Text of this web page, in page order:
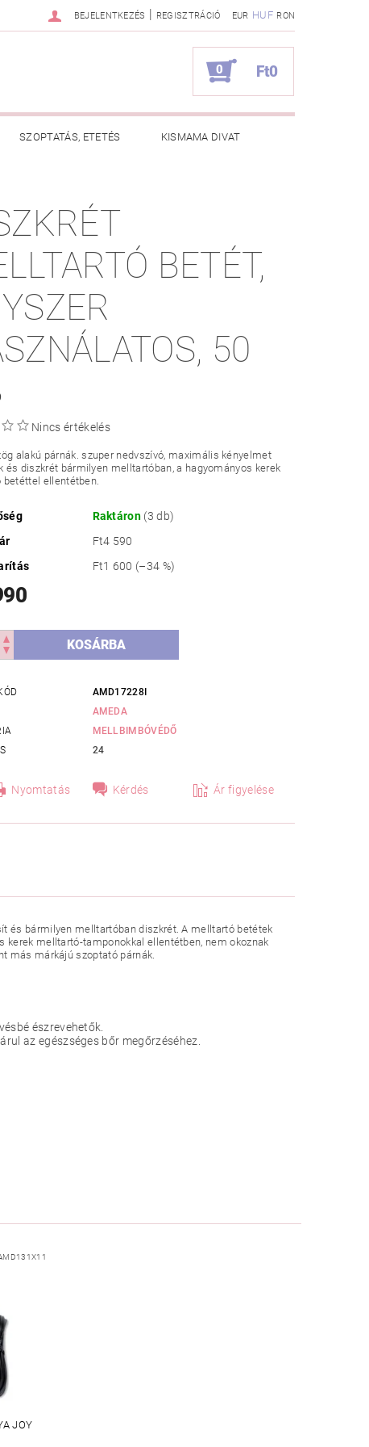
EUR HUF RON
BEJELENTKEZÉS | REGISZTRÁCIÓ
0 Ft0
SZOPTATÁS, ETETÉS KISMAMA DIVAT
TANÁCSOK
BETÉT,
50
Nincs értékelés
alakú párnák. szuper nedvszívó, maximális kényelmet
és diszkrét bármilyen melltartóban, a hagyományos kerek
betéttel ellentétben.
Raktáron (3 db)
Ft4 590
Ft1 600 (–34 %)
AMD17228I
AMEDA
MELLBIMBÓVÉDŐ
24
Nyomtatás Kérdés Ár figyelése
és bármilyen melltartóban diszkrét. A melltartó betétek
kerek melltartó-tamponokkal ellentétben, nem okoznak
más márkájú szoptató párnák.
észrevehetők.
az egészséges bőr megőrzéséhez.
JOY